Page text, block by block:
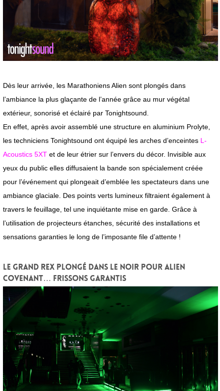
Dès leur arrivée, les Marathoniens Alien sont plongés dans
l’ambiance la plus glaçante de l’année grâce au mur végétal
extérieur, sonorisé et éclairé par Tonightsound.
En effet, après avoir assemblé une structure en aluminium Prolyte,
les techniciens Tonightsound ont équipé les arches d’enceintes L-
Acoustics 5XT et de leur étrier sur l’envers du décor. Invisible aux
yeux du public elles diffusaient la bande son spécialement créée
pour l’événement qui plongeait d’emblée les spectateurs dans une
ambiance glaciale. Des points verts lumineux filtraient également à
travers le feuillage, tel une inquiétante mise en garde. Grâce à
l’utilisation de projecteurs étanches, sécurité des installations et
sensations garanties le long de l’imposante file d’attente !
Le Grand Rex plongé dans le noir pour Alien
Covenant… frissons garantis